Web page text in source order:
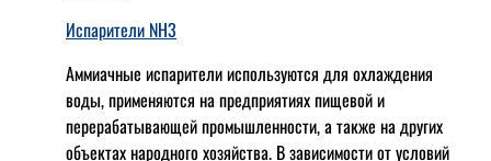
Испарители NH3
Аммиачные испарители используются для охлаждения
воды, применяются на предприятиях пищевой и
перерабатывающей промышленности, а также на других
объектах народного хозяйства. В зависимости от условий